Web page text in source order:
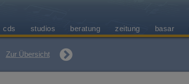
cds studios beratung zeitung basar
Zur Übersicht